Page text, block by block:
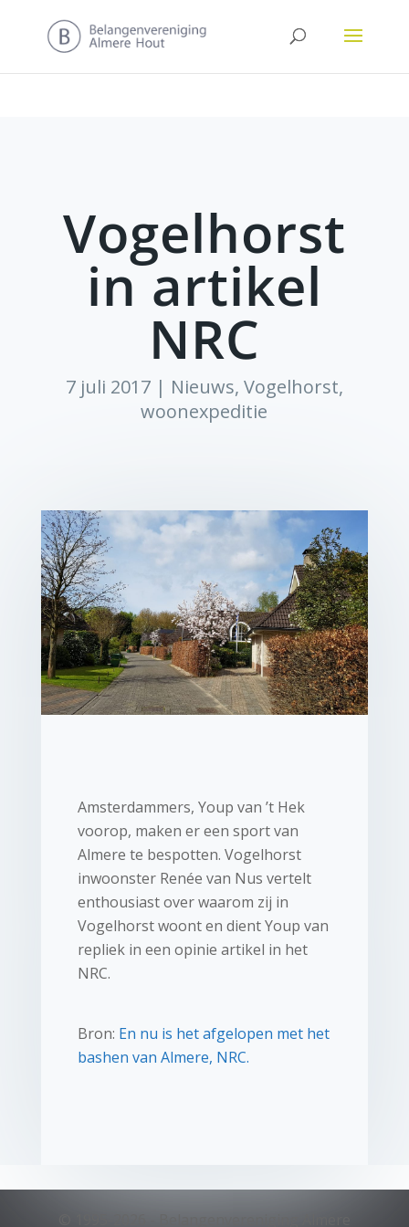
Vogelhorst
in artikel
NRC
7 juli 2017| Nieuws, Vogelhorst,
woonexpeditie
Amsterdammers, Youp van ’t Hek
voorop, maken er een sport van
Almere te bespotten. Vogelhorst
inwoonster Renée van Nus vertelt
enthousiast over waarom zij in
Vogelhorst woont en dient Youp van
repliek in een opinie artikel in het
NRC.
Bron: En nu is het afgelopen met het
bashen van Almere, NRC.